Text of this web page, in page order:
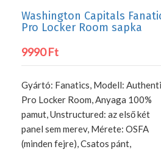
Washington Capitals
Pro Locker Room sapka
9990 Ft
Gyártó: Fanatics, Modell:
Pro Locker Room, Anyaga 100%
pamut, Unstructured: az első két
panel sem merev, Mérete: OSFA
(minden fejre), Csatos pánt,